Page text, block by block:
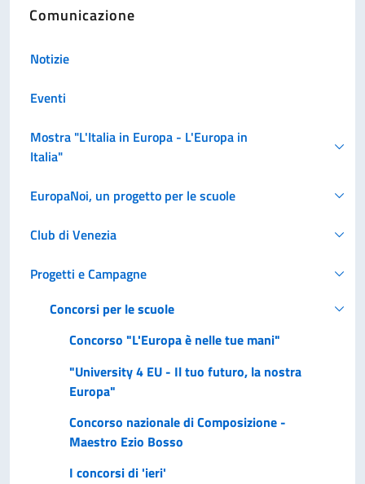
Comunicazione
Notizie
Eventi
Mostra "L'Italia in Europa - L'Europa in
Italia"
EuropaNoi, un progetto per le scuole
Club di Venezia
Progetti e Campagne
Concorsi per le scuole
Concorso "L'Europa è nelle tue mani"
"University 4 EU - Il tuo futuro, la nostra
Europa"
Concorso nazionale di Composizione -
Maestro Ezio Bosso
I concorsi di 'ieri'